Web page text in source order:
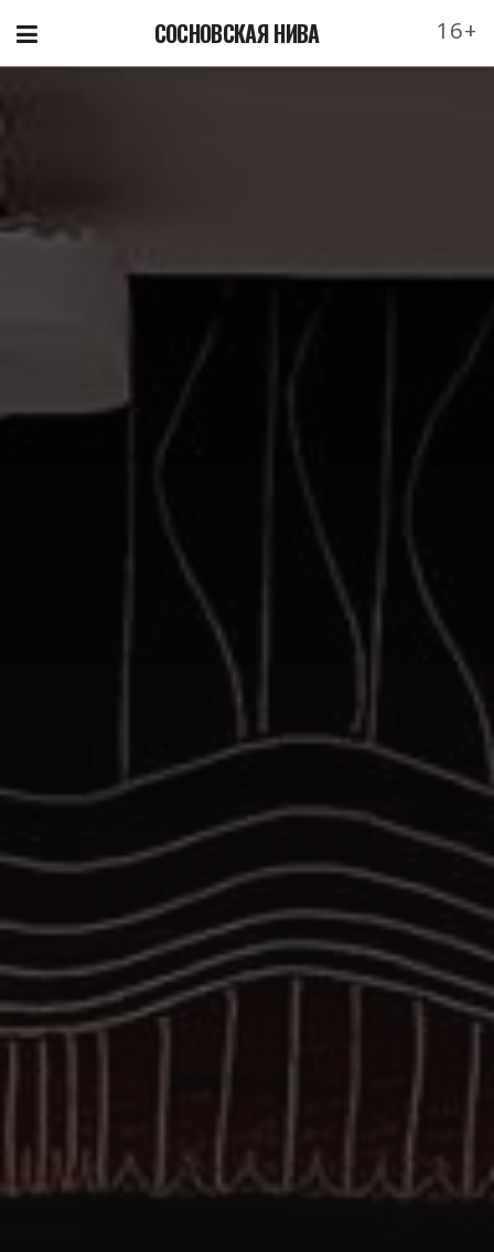
СОСНОВСКАЯ НИВА 16+